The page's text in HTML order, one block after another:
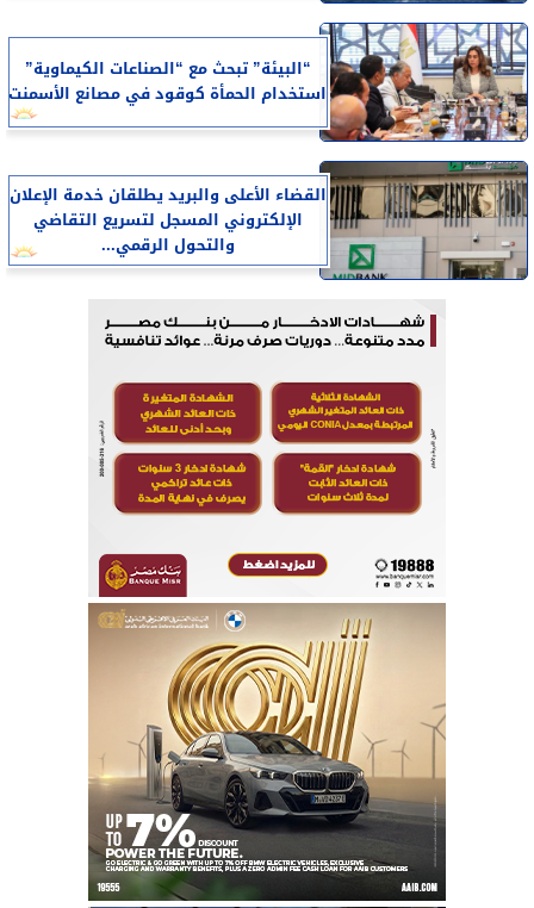
“البيئة” تبحث مع “الصناعات الكيماوية”
استخدام الحمأة كوقود في مصانع الأسمنت
القضاء الأعلى والبريد يطلقان خدمة الإعلان
الإلكتروني المسجل لتسريع التقاضي
والتحول الرقمي...